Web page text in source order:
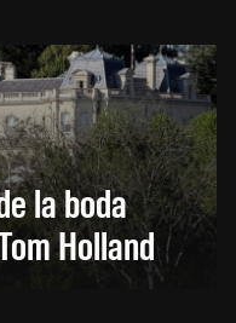
la boda
Holland